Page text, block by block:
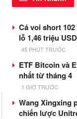
Cá voi short
lỗ 1,46 triệu USD
45 PHÚT TRƯỚC
ETF Bitcoin và
nhất từ tháng 4
1 GIỜ TRƯỚC
Wang Xingxing
chiến lược